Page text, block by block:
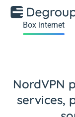
Box internet
NordVPN
services,